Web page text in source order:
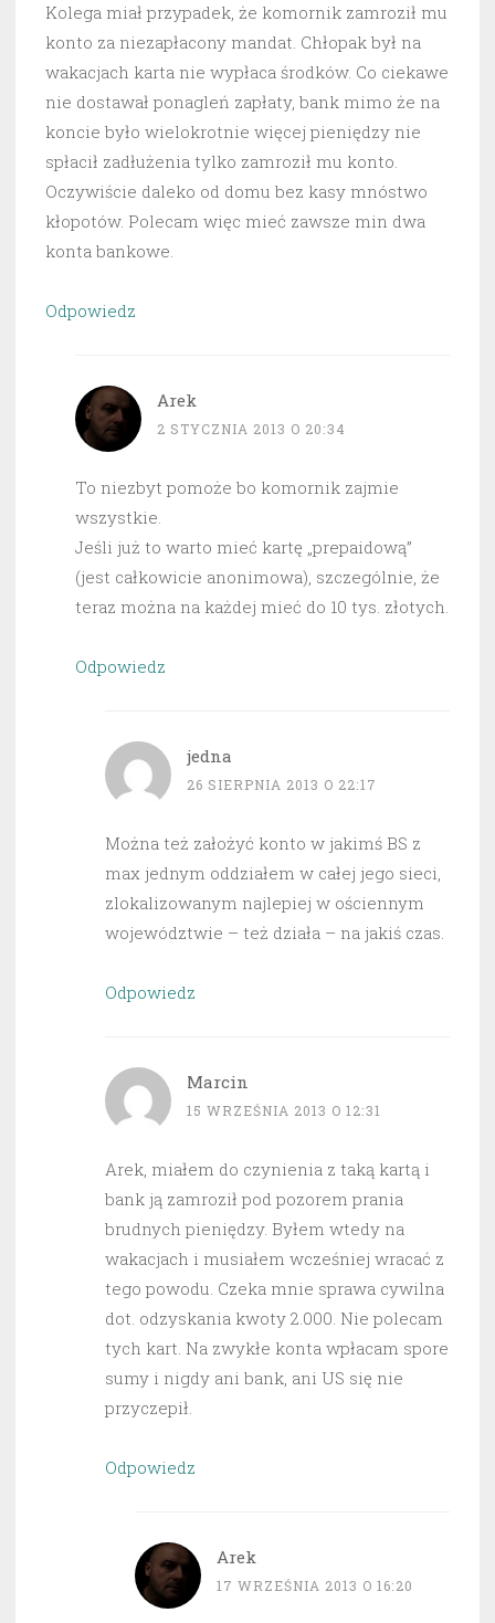
Kolega miał przypadek, że komornik zamroził mu
konto za niezapłacony mandat. Chłopak był na
wakacjach karta nie wypłaca środków. Co ciekawe
nie dostawał ponagleń zapłaty, bank mimo że na
koncie było wielokrotnie więcej pieniędzy nie
spłacił zadłużenia tylko zamroził mu konto.
Oczywiście daleko od domu bez kasy mnóstwo
kłopotów. Polecam więc mieć zawsze min dwa
konta bankowe.
Odpowiedz
Arek
2 STYCZNIA 2013 O 20:34
To niezbyt pomoże bo komornik zajmie
wszystkie.
Jeśli już to warto mieć kartę „prepaidową”
(jest całkowicie anonimowa), szczególnie, że
teraz można na każdej mieć do 10 tys. złotych.
Odpowiedz
jedna
26 SIERPNIA 2013 O 22:17
Można też założyć konto w jakimś BS z
max jednym oddziałem w całej jego sieci,
zlokalizowanym najlepiej w ościennym
województwie – też działa – na jakiś czas.
Odpowiedz
Marcin
15 WRZEŚNIA 2013 O 12:31
Arek, miałem do czynienia z taką kartą i
bank ją zamroził pod pozorem prania
brudnych pieniędzy. Byłem wtedy na
wakacjach i musiałem wcześniej wracać z
tego powodu. Czeka mnie sprawa cywilna
dot. odzyskania kwoty 2.000. Nie polecam
tych kart. Na zwykłe konta wpłacam spore
sumy i nigdy ani bank, ani US się nie
przyczepił.
Odpowiedz
Arek
17 WRZEŚNIA 2013 O 16:20